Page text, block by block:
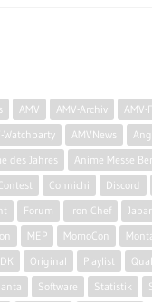
AMV AMV-Archiv
AMV-
Watchparty AMVNews
des Jahres Anime Messe
Connichi Discord
Forum Iron Chef
MEP MomoCon
Original Playlist
Software Statistik